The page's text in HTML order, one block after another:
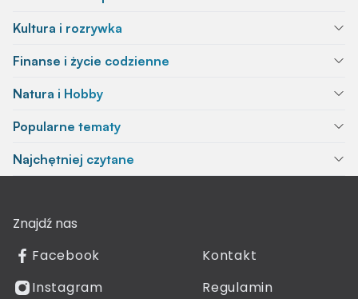
Kultura i rozrywka
Finanse i życie codzienne
Natura i Hobby
Popularne tematy
Najchętniej czytane
Znajdź nas
Facebook
Instagram
Kontakt
Regulamin